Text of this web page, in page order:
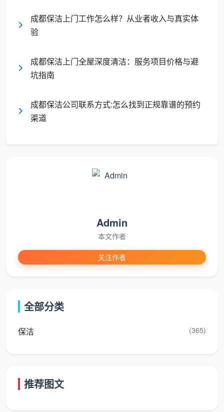
成都保洁上门工作怎么样？从业者收入与真实体
验
成都保洁上门全屋深度清洁：服务项目价格与避
坑指南
成都保洁公司联系方式:怎么找到正规靠谱的预约
渠道
Admin
本文作者
关注作者
全部分类
保洁 (365)
推荐图文